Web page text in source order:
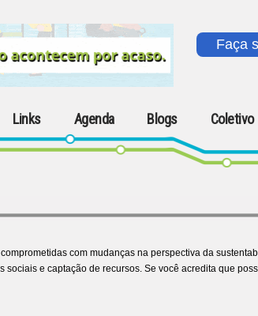
Faça
Links Agenda Blogs Coletivo
com mudanças na perspectiva da
e captação de recursos. Se você acredita que